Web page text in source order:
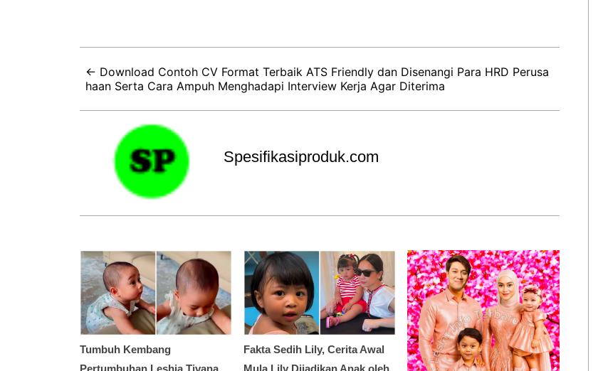
← Download Contoh CV Format Terbaik ATS Friendly dan Disenangi Para HRD Perusa
haan Serta Cara Ampuh Menghadapi Interview Kerja Agar Diterima
Spesifikasiproduk.com
Tumbuh Kembang
Fakta Sedih Lily, Cerita Awal